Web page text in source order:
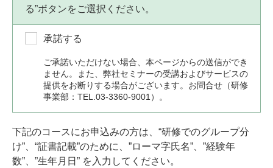
る”ボタンをご選択ください。
承諾する
ご承諾いただけない場合、本ページからの送信ができ
ません。また、弊社セミナーの受講およびサービスの
提供をお断りする場合がございます。お問合せ（研修
事業部：TEL.03-3360-9001）。
下記のコースにお申込みの方は、“研修でのグループ分
け”、“証書記載”のために、”ローマ字氏名”、”経験年
数”、”生年月日” を入力してください。